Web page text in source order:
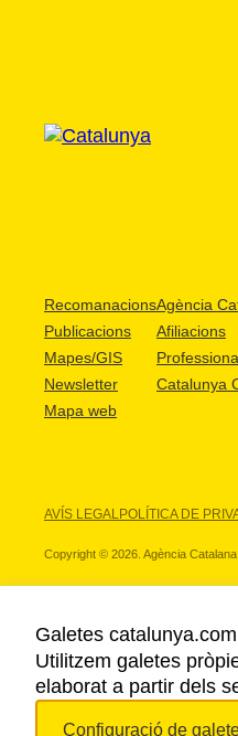
Recomanacions
Publicacions
Mapes/GIS
Newsletter
Mapa web
Agència
Afiliacions
Catalunya
AVÍS LEGALPOLÍTICA DE
Copyright © 2026. Agència
ELS NOSTRES
Galetes catalunya.com
Utilitzem galetes
elaborat a partir dels
Configuració de